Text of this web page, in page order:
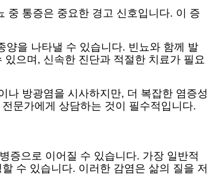
중 통증은 중요한 경고 신호입니다. 이 증
양을 나타낼 수 있습니다. 빈뇨와 함께 발
으며, 신속한 진단과 적절한 치료가 필요
나 방광염을 시사하지만, 더 복잡한 염증성
문가에게 상담하는 것이 필수적입니다.
증으로 이어질 수 있습니다. 가장 일반적
수 있습니다. 이러한 감염은 삶의 질을 저